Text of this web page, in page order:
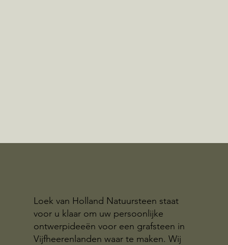
Loek van Holland Natuursteen staat
voor u klaar om uw persoonlijke
ontwerpideeën voor een grafsteen in
Vijfheerenlanden waar te maken. Wij